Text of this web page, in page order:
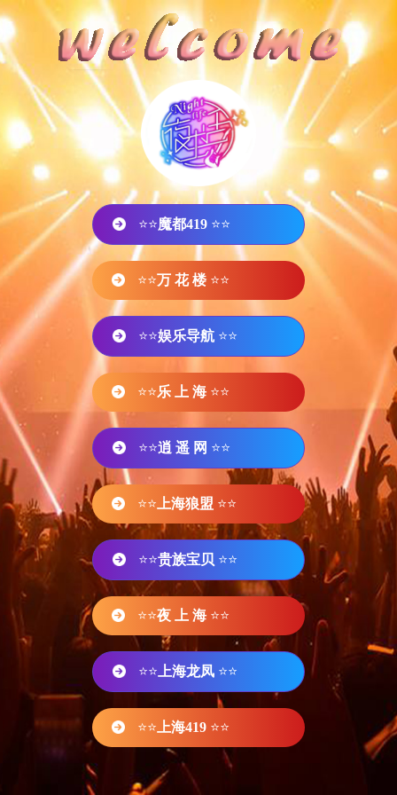
⭐⭐魔都419 ⭐⭐
⭐⭐万 花 楼 ⭐⭐
⭐⭐娱乐导航 ⭐⭐
⭐⭐乐 上 海 ⭐⭐
⭐⭐逍 遥 网 ⭐⭐
⭐⭐ 上海狼盟 ⭐⭐
⭐⭐贵族宝贝 ⭐⭐
⭐⭐夜 上 海 ⭐⭐
⭐⭐ 上海龙凤 ⭐⭐
⭐⭐ 上海419 ⭐⭐